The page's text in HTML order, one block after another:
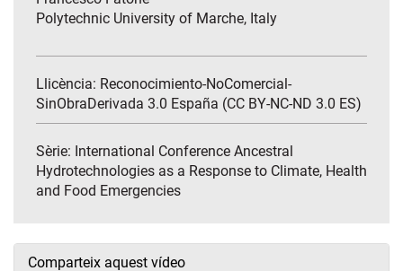
Polytechnic University of Marche, Italy
Llicència: Reconocimiento-NoComercial-
SinObraDerivada 3.0 España (CC BY-NC-ND 3.0 ES)
Sèrie: International Conference Ancestral
Hydrotechnologies as a Response to Climate, Health
and Food Emergencies
Comparteix aquest vídeo